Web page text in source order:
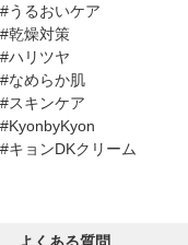
に乾燥しない。一
すごくいい
2024/04/12 投稿
★★★★★
2年ぐらい使い続け
#うるおいケア
#乾燥対策
#ハリツヤ
#なめらか肌
#スキンケア
#KyonbyKyon
#キョンDKクリーム